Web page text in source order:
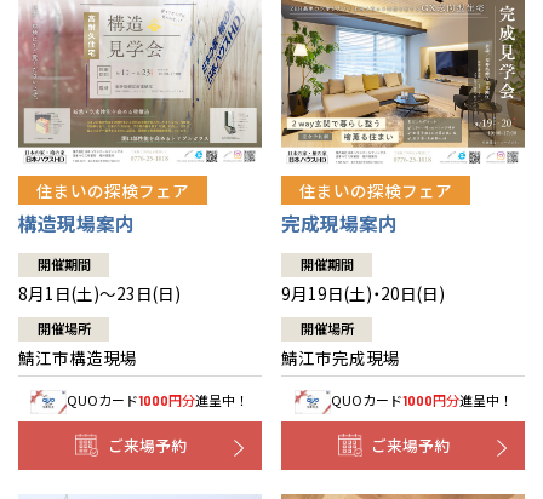
住まいの探検フェア
構造現場案内
開催期間
8月1日(土)～23日(日)
開催場所
鯖江市構造現場
QUOカード1000円分進呈中！
ご来場予約
住まいの探検フェア
完成現場案内
開催期間
9月19日(土)・20日(日)
開催場所
鯖江市完成現場
QUOカード1000円分進呈中！
ご来場予約